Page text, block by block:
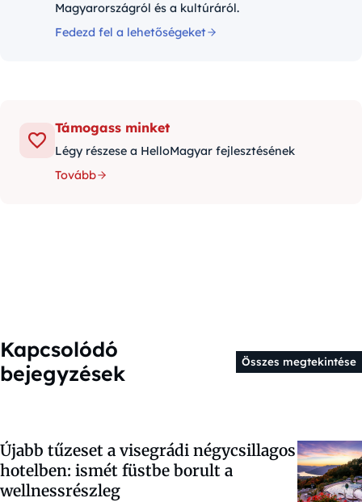
Magyarországról és a kultúráról.
Fedezd fel a lehetőségeket
Támogass minket
Légy részese a HelloMagyar fejlesztésének
Tovább
Kapcsolódó
bejegyzések
Összes megtekintése
Újabb tűzeset a visegrádi négycsillagos
hotelben: ismét füstbe borult a
wellnessrészleg